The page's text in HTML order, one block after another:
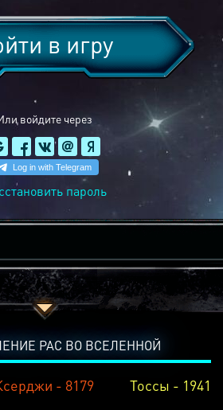
войдите через
в игру
пароль
РАС ВО ВСЕЛЕННОЙ
- 8179 Тоссы - 1941